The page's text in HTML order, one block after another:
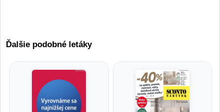
Ďalšie podobné letáky